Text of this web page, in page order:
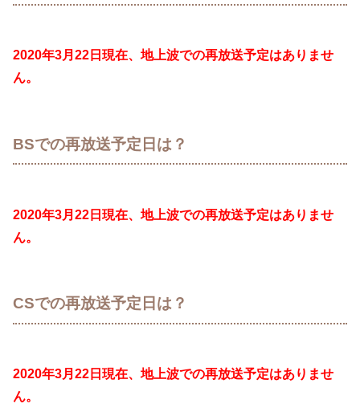
2020年3月22日現在、地上波での再放送予定はありませ
ん。
BSでの再放送予定日は？
2020年3月22日現在、地上波での再放送予定はありませ
ん。
CSでの再放送予定日は？
2020年3月22日現在、地上波での再放送予定はありませ
ん。